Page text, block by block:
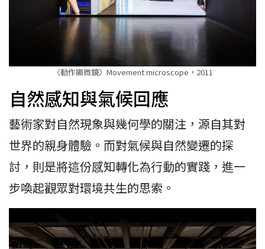
〈動作顯微鏡〉Movement microscope，2011
自然感知與氣候回應
藝術家對自然現象與幾何學的關注，源自其對
世界的親身體驗。而對氣候與自然變遷的探
討，則是將這份感知轉化為行動的實踐，進一
步喚起觀眾對環境共生的思索。